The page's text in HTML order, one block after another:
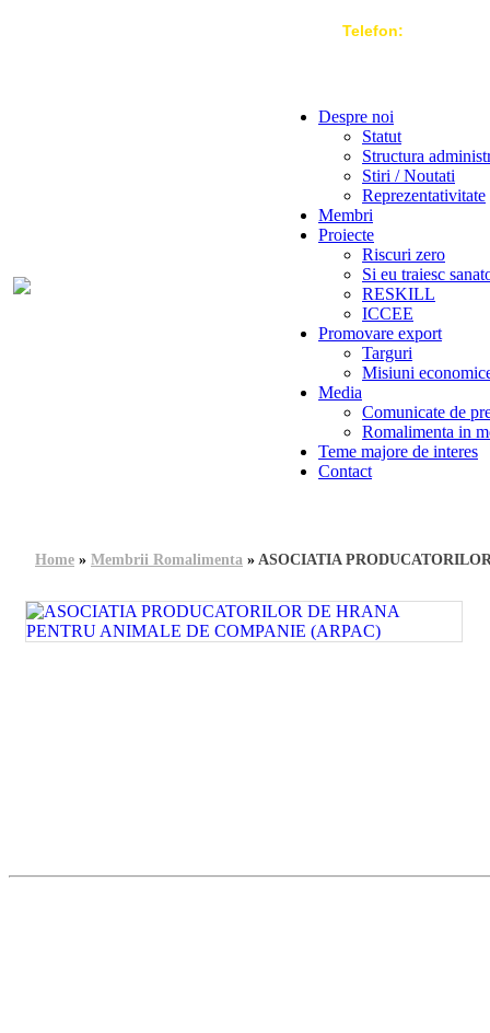
Telefon:
Despre noi
Statut
Structura
Stiri / Noutati
Reprezentativitate
Membri
Proiecte
Riscuri zero
Si eu traiesc
RESKILL
ICCEE
Promovare export
Targuri
Misiuni
Media
Comunicate de
Romalimenta in
Teme majore de interes
Contact
Home » Membrii Romalimenta » ASOCIATIA